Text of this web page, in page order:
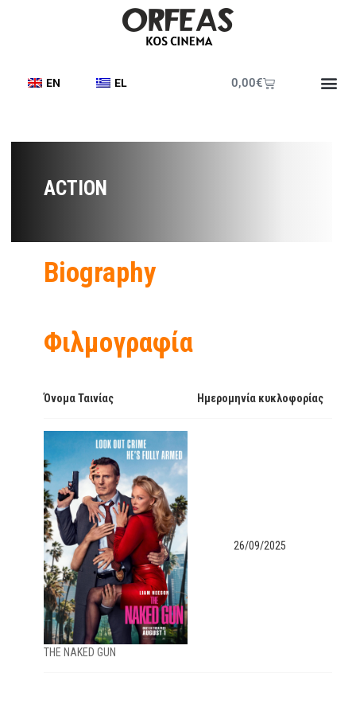
EN EL 0,00€
ACTION
Biography
Φιλμογραφία
Όνομα Ταινίας Ημερομηνία κυκλοφορίας
THE ΝΑΚΕD GUN
26/09/2025